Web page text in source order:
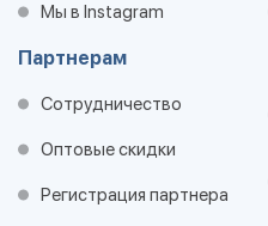
Мы в Instagram
Партнерам
Сотрудничество
Оптовые скидки
Регистрация партнера